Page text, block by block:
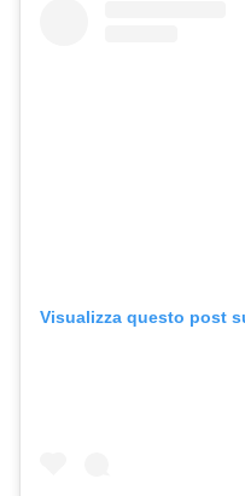
Visualizza questo post